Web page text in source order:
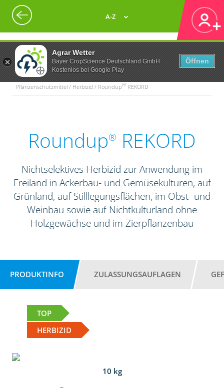
Agrar Wetter
Bayer CropScience Deutschland GmbH
Kostenlos bei Google Play
Öffnen
A-Z
Pflanzenschutzmittel / Herbizid / Roundup® REKORD
Roundup® REKORD
Nichtselektives Herbizid zur Anwendung im
Freiland in Ackerbau- und Gemüsekulturen, auf
Grünland, auf Stilllegungsflächen, im Obst- und
Weinbau sowie auf Nichtkulturland ohne
Holzgewächse und im Zierpflanzenbau
PRODUKTINFO ZULASSUNGSAUFLAGEN
TOP
HERBIZID
10 kg